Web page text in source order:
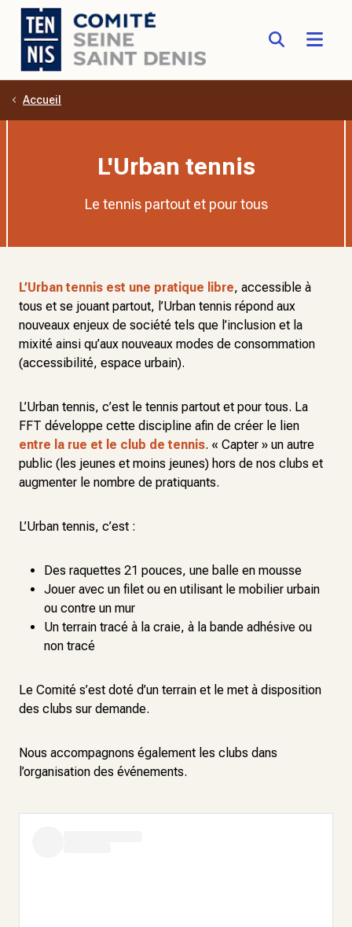
Aller au contenu principal
Accueil
L'Urban tennis
Le tennis partout et pour tous
L’Urban tennis est une pratique libre, accessible à
tous et se jouant partout, l’Urban tennis répond aux
nouveaux enjeux de société tels que l’inclusion et la
mixité ainsi qu’aux nouveaux modes de consommation
(accessibilité, espace urbain).
L’Urban tennis, c’est le tennis partout et pour tous. La
FFT développe cette discipline afin de créer le lien
entre la rue et le club de tennis. « Capter » un autre
public (les jeunes et moins jeunes) hors de nos clubs et
augmenter le nombre de pratiquants.
L’Urban tennis, c’est :
Des raquettes 21 pouces, une balle en mousse
Jouer avec un filet ou en utilisant le mobilier urbain
ou contre un mur
Un terrain tracé à la craie, à la bande adhésive ou
non tracé
Le Comité s’est doté d’un terrain et le met à disposition
des clubs sur demande.
Nous accompagnons également les clubs dans
l’organisation des événements.